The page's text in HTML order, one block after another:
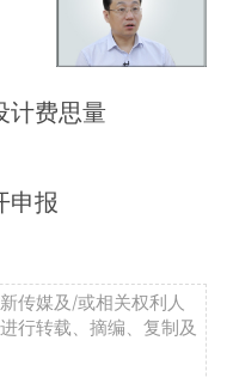
计费思量
申报
传媒及/或相关权利人
行转载、摘编、复制及